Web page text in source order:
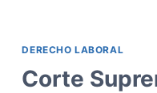
CALCULAN
CON
EL
DERECHO LABORAL
Corte